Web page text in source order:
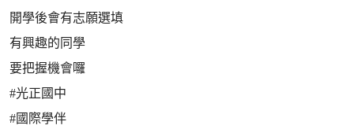
開學後會有志願選填
有興趣的同學
要把握機會囉
#光正國中
#國際學伴